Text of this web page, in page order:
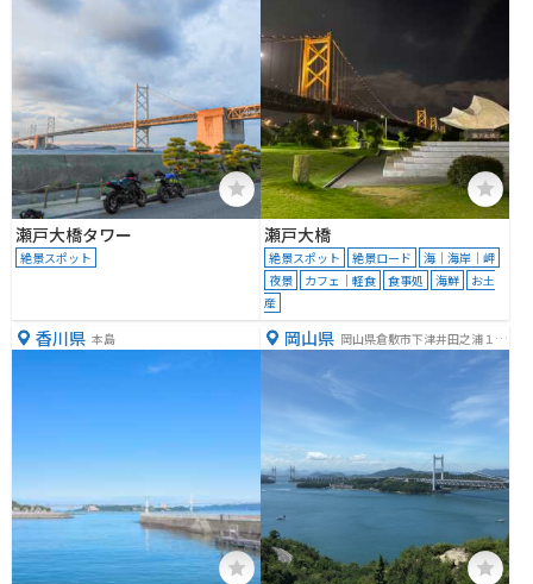
瀬戸大橋タワー
絶景スポット
瀬戸大橋
絶景スポット 絶景ロード
海｜海岸｜岬
夜景
カフェ｜軽食 食事処 海鮮
お土
産
香川県 本島 岡山県 岡山県倉敷市下津井田之浦１